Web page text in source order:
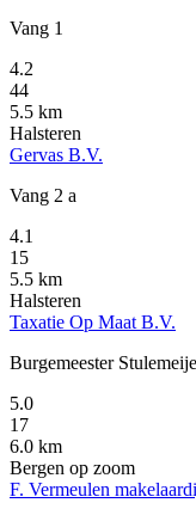
Vang 1
4.2
44
5.5 km
Halsteren
Gervas B.V.
Vang 2 a
4.1
15
5.5 km
Halsteren
Taxatie Op Maat B.V.
Burgemeester
5.0
17
6.0 km
Bergen op zoom
F. Vermeulen